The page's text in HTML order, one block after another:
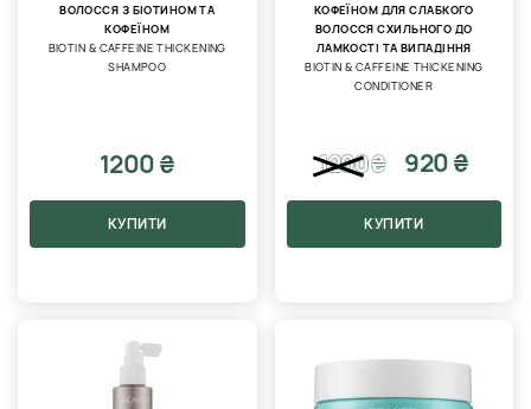
ВОЛОССЯ З БІОТИНОМ ТА
КОФЕЇНОМ
BIOTIN & CAFFEINE THICKENING
SHAMPOO
1200 ₴
КУПИТИ
КОФЕЇНОМ ДЛЯ СЛАБКОГО
ВОЛОССЯ СХИЛЬНОГО ДО
ЛАМКОСТІ ТА ВИПАДІННЯ
BIOTIN & CAFFEINE THICKENING
CONDITIONER
1200₴ 920 ₴
КУПИТИ